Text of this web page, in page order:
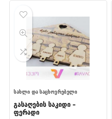
ᲡᲐᲮᲚᲘ ᲓᲐ ᲡᲐᲪᲮᲝᲕᲠᲔᲑᲔᲚᲘ
გასაღების საკიდი –
ფერადი